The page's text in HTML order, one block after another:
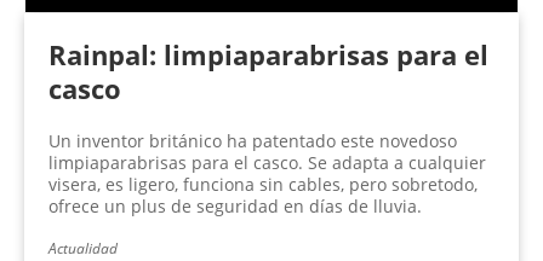
Rainpal: limpiaparabrisas para el
casco
Un inventor británico ha patentado este novedoso
limpiaparabrisas para el casco. Se adapta a cualquier
visera, es ligero, funciona sin cables, pero sobretodo,
ofrece un plus de seguridad en días de lluvia.
Actualidad